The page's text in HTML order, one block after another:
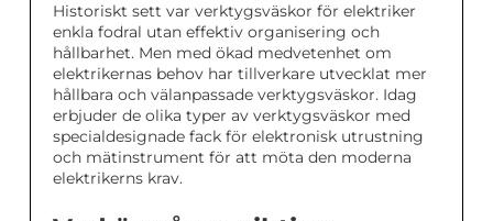
Historiskt sett var verktygsväskor för elektriker
enkla fodral utan effektiv organisering och
hållbarhet. Men med ökad medvetenhet om
elektrikernas behov har tillverkare utvecklat mer
hållbara och välanpassade verktygsväskor. Idag
erbjuder de olika typer av verktygsväskor med
specialdesignade fack för elektronisk utrustning
och mätinstrument för att möta den moderna
elektrikerns krav.